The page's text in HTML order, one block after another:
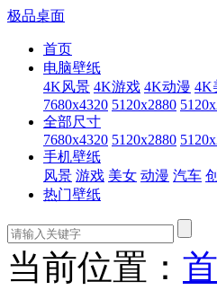
极品桌面
首页
电脑壁纸
4K风景 4K游戏 4K动漫 4K
7680x4320 5120x2880
全部尺寸
7680x4320 5120x2880
手机壁纸
风景 游戏 美女 动漫 汽车
热门壁纸
当前位置：